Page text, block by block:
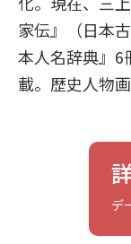
家伝』（日本
本人名辞典』6
載。歴史人物
デ